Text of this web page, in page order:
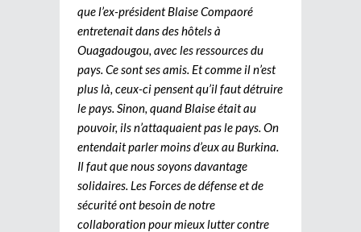
que l’ex-président Blaise Compaoré
entretenait dans des hôtels à
Ouagadougou, avec les ressources du
pays. Ce sont ses amis. Et comme il n’est
plus là, ceux-ci pensent qu’il faut détruire
le pays. Sinon, quand Blaise était au
pouvoir, ils n’attaquaient pas le pays. On
entendait parler moins d’eux au Burkina.
Il faut que nous soyons davantage
solidaires. Les Forces de défense et de
sécurité ont besoin de notre
collaboration pour mieux lutter contre